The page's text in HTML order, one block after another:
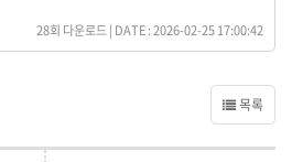
28회 다운로드 | DATE : 2026-02-25 17:00:42
목록